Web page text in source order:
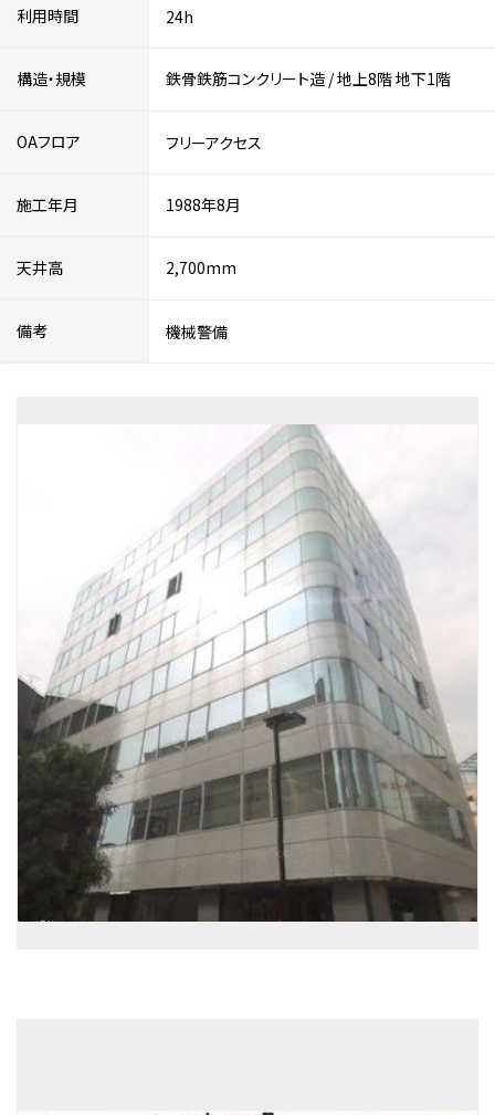
利用時間 24h
構造・規模 鉄骨鉄筋コンクリート造 /地上8階地下1階
OAフロア フリーアクセス
施工年月 1988年8月
天井高 2,700mm
備考 機械警備